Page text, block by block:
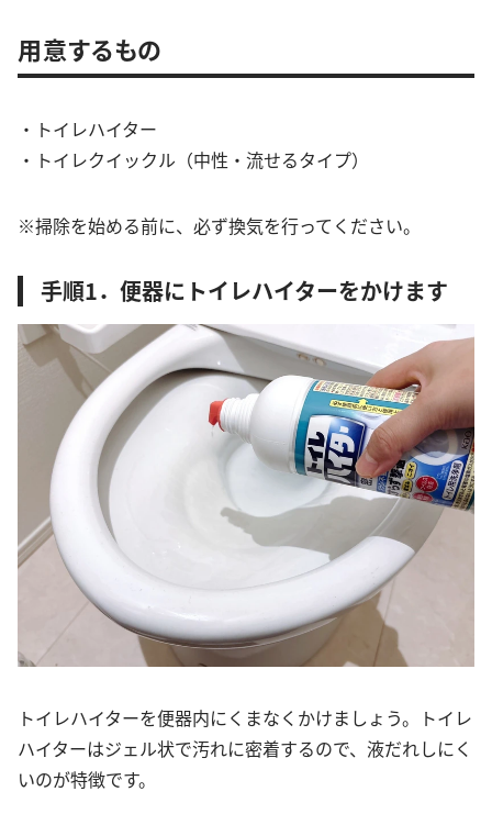
用意するもの
・トイレハイター
・トイレクイックル（中性・流せるタイプ）
※掃除を始める前に、必ず換気を行ってください。
手順1．便器にトイレハイターをかけます
トイレハイターを便器内にくまなくかけましょう。トイレ
ハイターはジェル状で汚れに密着するので、液だれしにく
いのが特徴です。